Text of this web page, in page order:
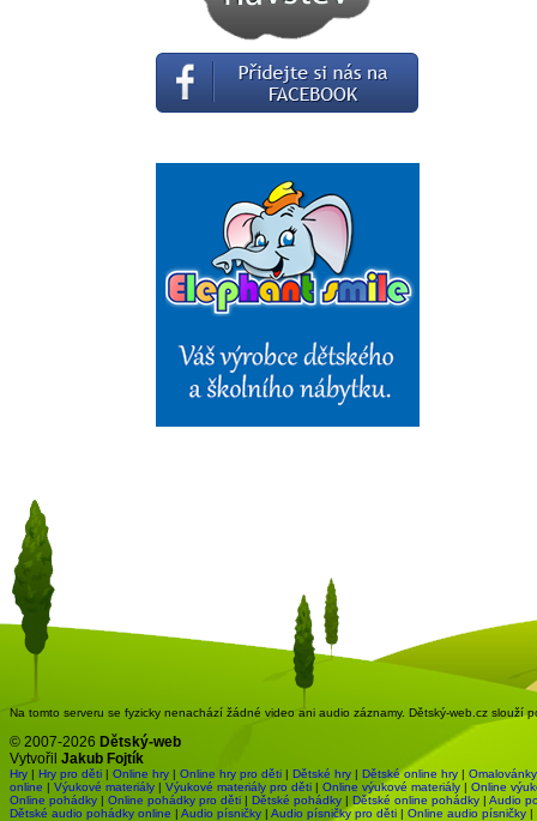
Na tomto serveru se fyzicky nenachází žádné video ani audio záznamy. Dětský-web.cz slouží
© 2007-2026 Dětský-web
Vytvořil Jakub Fojtík
Hry | Hry pro děti | Online hry | Online hry pro děti | Dětské hry | Dětské online hry | Omalovánky
online | Výukové materiály | Výukové materiály pro děti | Online výukové materiály | Online
Online pohádky | Online pohádky pro děti | Dětské pohádky | Dětské online pohádky | Audio
Dětské audio pohádky online | Audio písničky | Audio písničky pro děti | Online audio písničky |